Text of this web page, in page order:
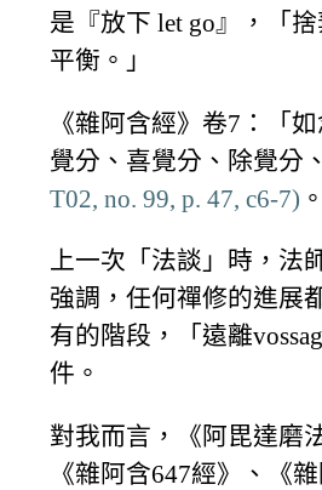
是『放下 let go』，「
平衡。」
《雜阿含經》卷7：「
覺分、喜覺分、除覺分
T02, no. 99, p. 47, c6-7) 。
上一次「法談」時，法
強調，任何禪修的進展
有的階段，「遠離
件。
對我而言，《阿毘達磨
《雜阿含647經》、《